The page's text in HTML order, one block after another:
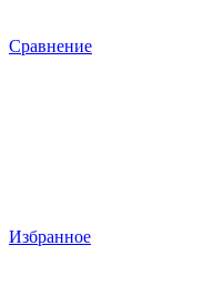
Сравнение
Избранное